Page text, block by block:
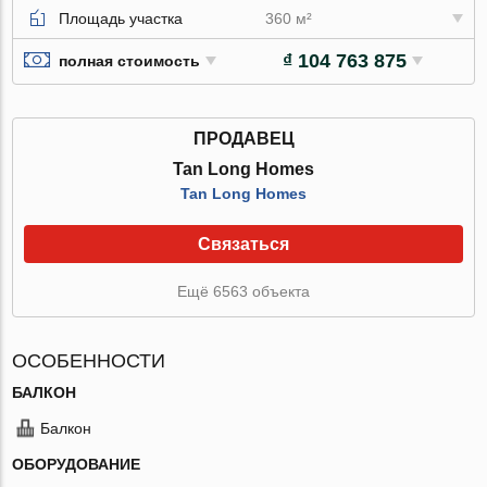
Площадь участка
360 м²
полная стоимость ₫ 104 763 875
ПРОДАВЕЦ
Tan Long Homes
Tan Long Homes
Связаться
Ещё 6563 объекта
ОСОБЕННОСТИ
БАЛКОН
Балкон
ОБОРУДОВАНИЕ